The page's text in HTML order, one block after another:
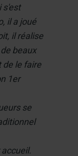
s'est
il a joué
il réalise
beaux
de le faire
1er
se